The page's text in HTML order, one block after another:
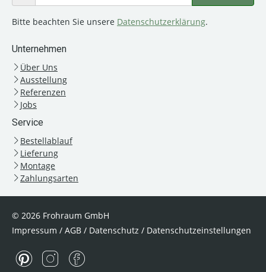
Bitte beachten Sie unsere Datenschutzerklärung.
Unternehmen
Über Uns
Ausstellung
Referenzen
Jobs
Service
Bestellablauf
Lieferung
Montage
Zahlungsarten
© 2026 Frohraum GmbH
Impressum / AGB / Datenschutz / Datenschutzeinstellungen